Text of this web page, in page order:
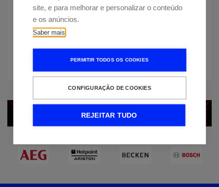
site, e para melhorar e personalizar o conteúdo
e os anúncios.
Saber mais
PERMITIR TODOS OS COOKIES
CONFIGURAÇÃO DE COOKIES
REJEITAR TUDO
Mais informação
KS38RA95/04SIEMENS